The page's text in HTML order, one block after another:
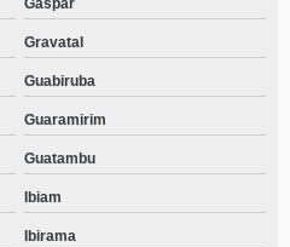
Gaspar
Gravatal
Guabiruba
Guaramirim
Guatambu
Ibiam
Ibirama